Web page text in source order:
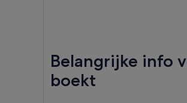
Belangrijke info
boekt